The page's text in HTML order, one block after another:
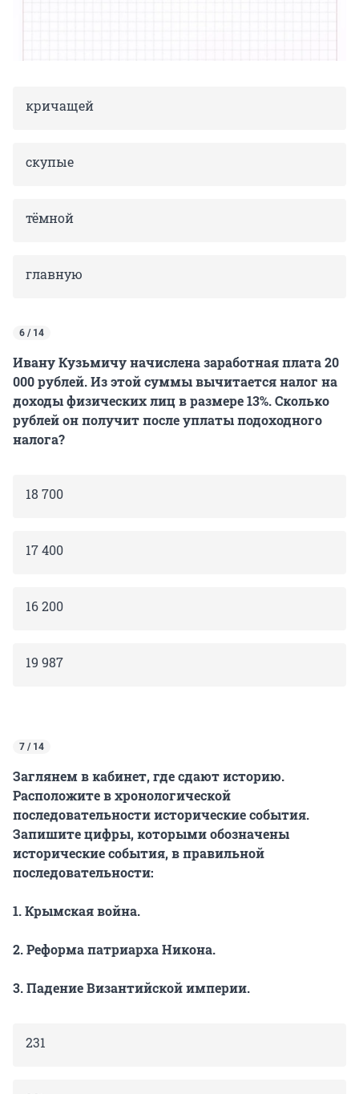
кричащей
скупые
тёмной
главную
6 / 14
Ивану Кузьмичу начислена заработная плата 20
000 рублей. Из этой суммы вычитается налог на
доходы физических лиц в размере 13%. Сколько
рублей он получит после уплаты подоходного
налога?
18 700
17 400
16 200
19 987
7 / 14
Заглянем в кабинет, где сдают историю.
Расположите в хронологической
последовательности исторические события.
Запишите цифры, которыми обозначены
исторические события, в правильной
последовательности:
1. Крымская война.
2. Реформа патриарха Никона.
3. Падение Византийской империи.
231